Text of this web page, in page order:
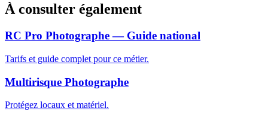
À consulter également
RC Pro Photographe — Guide national
Tarifs et guide complet pour ce métier.
Multirisque Photographe
Protégez locaux et matériel.